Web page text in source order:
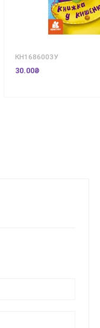
КН1686003У
30.00₴